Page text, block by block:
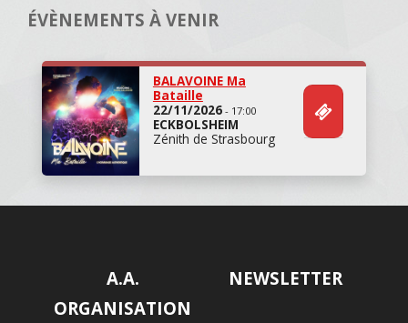
ÉVÈNEMENTS À VENIR
BALAVOINE Ma
Bataille
22/11/2026- 17:00
ECKBOLSHEIM
Zénith de Strasbourg
A.A.
ORGANISATION
NEWSLETTER